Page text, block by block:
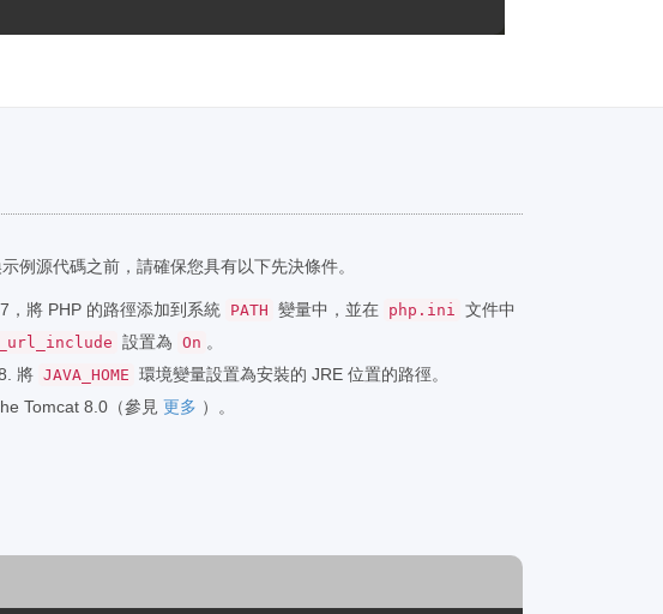
例源代碼之前，請確保您具有以下先決條件。
，將 PHP 的路徑添加到系統 PATH 變量中，並在 php.ini 文件中
設置為 On 。
將 JAVA_HOME 環境變量設置為安裝的 JRE 位置的路徑。
Tomcat 8.0（參見 更多 ）。